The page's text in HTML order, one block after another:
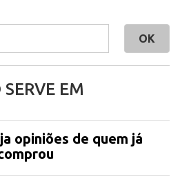
SERVE EM
opiniões de quem já